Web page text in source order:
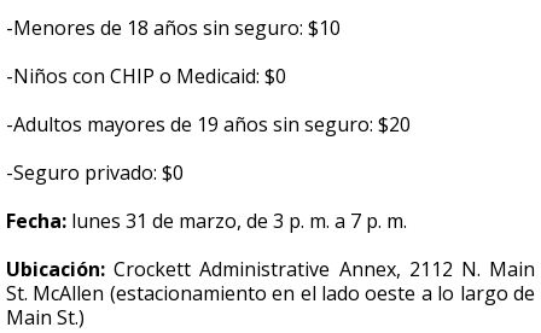
-Menores de 18 años sin seguro: $10
-Niños con CHIP o Medicaid: $0
-Adultos mayores de 19 años sin seguro: $20
-Seguro privado: $0
Fecha: lunes 31 de marzo, de 3 p. m. a 7 p. m.
Ubicación: Crockett Administrative Annex, 2112 N. Main
St. McAllen (estacionamiento en el lado oeste a lo largo de
Main St.)